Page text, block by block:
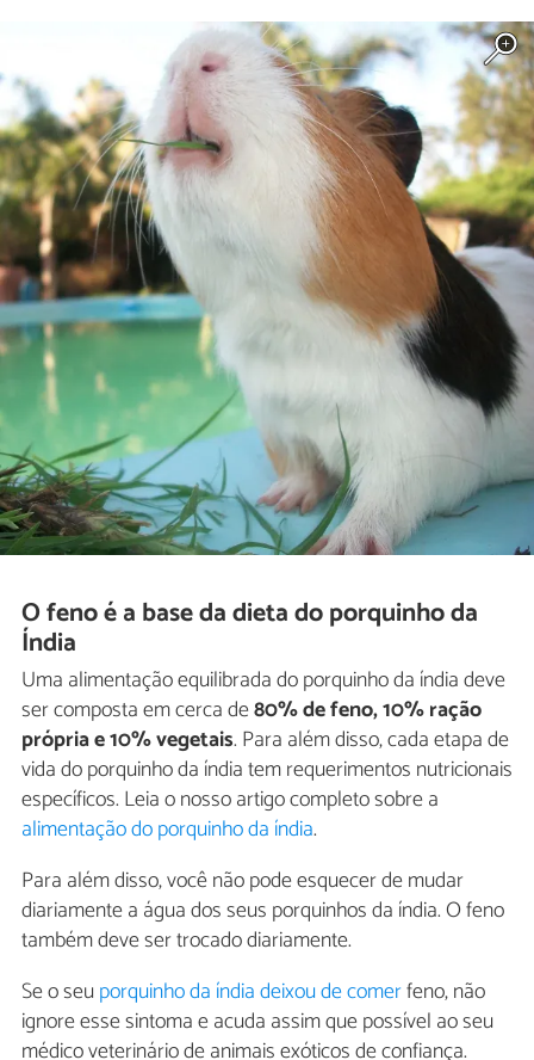
O feno é a base da dieta do porquinho da
Índia
Uma alimentação equilibrada do porquinho da índia deve
ser composta em cerca de80% de feno, 10% ração
própria e 10% vegetais. Para além disso, cada etapa de
vida do porquinho da índia tem requerimentos nutricionais
específicos. Leia o nosso artigo completo sobre a
alimentação do porquinho da índia.
Para além disso, você não pode esquecer de mudar
diariamente a água dos seus porquinhos da índia. O feno
também deve ser trocado diariamente.
Se o seuporquinho da índia deixou de comerfeno, não
ignore esse sintoma e acuda assim que possível ao seu
médico veterinário de animais exóticos de confiança.